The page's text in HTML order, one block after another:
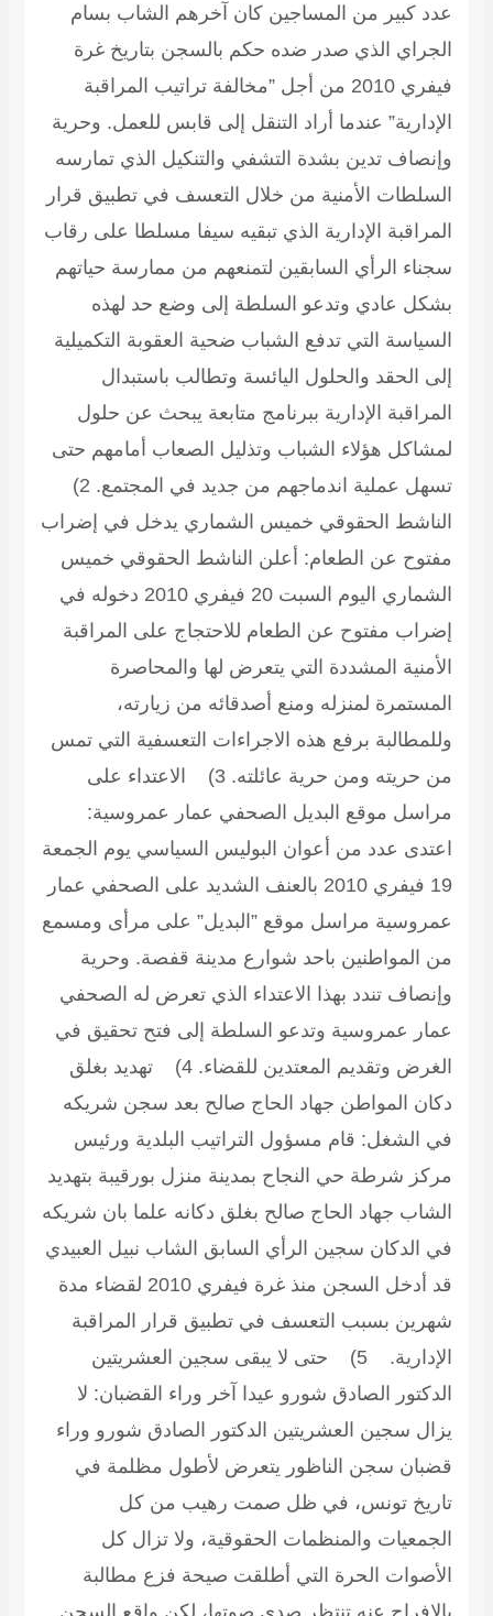
عدد كبير من المساجين كان آخرهم الشاب بسام
الجراي الذي صدر ضده حكم بالسجن بتاريخ غرة
فيفري 2010 من أجل ”مخالفة تراتيب المراقبة
الإدارية” عندما أراد التنقل إلى قابس للعمل. وحرية
وإنصاف تدين بشدة التشفي والتنكيل الذي تمارسه
السلطات الأمنية من خلال التعسف في تطبيق قرار
المراقبة الإدارية الذي تبقيه سيفا مسلطا على رقاب
سجناء الرأي السابقين لتمنعهم من ممارسة حياتهم
بشكل عادي وتدعو السلطة إلى وضع حد لهذه
السياسة التي تدفع الشباب ضحية العقوبة التكميلية
إلى الحقد والحلول اليائسة وتطالب باستبدال
المراقبة الإدارية ببرنامج متابعة يبحث عن حلول
لمشاكل هؤلاء الشباب وتذليل الصعاب أمامهم حتى
تسهل عملية اندماجهم من جديد في المجتمع.
2)
الناشط الحقوقي خميس الشماري يدخل في إضراب
مفتوح عن الطعام: أعلن الناشط الحقوقي خميس
الشماري اليوم السبت 20 فيفري 2010 دخوله في
إضراب مفتوح عن الطعام للاحتجاج على المراقبة
الأمنية المشددة التي يتعرض لها والمحاصرة
المستمرة لمنزله ومنع أصدقائه من زيارته،
وللمطالبة برفع هذه الاجراءات التعسفية التي تمس
من حريته ومن حرية عائلته.
3) الاعتداء على
مراسل موقع البديل الصحفي عمار عمروسية:
اعتدى عدد من أعوان البوليس السياسي يوم الجمعة
19 فيفري 2010 بالعنف الشديد على الصحفي عمار
عمروسية مراسل موقع ”البديل” على مرأى ومسمع
من المواطنين باحد شوارع مدينة قفصة. وحرية
وإنصاف تندد بهذا الاعتداء الذي تعرض له الصحفي
عمار عمروسية وتدعو السلطة إلى فتح تحقيق في
الغرض وتقديم المعتدين للقضاء.
4) تهديد بغلق
دكان المواطن جهاد الحاج صالح بعد سجن شريكه
في الشغل: قام مسؤول التراتيب البلدية ورئيس
مركز شرطة حي النجاح بمدينة منزل بورقيبة بتهديد
الشاب جهاد الحاج صالح بغلق دكانه علما بان شريكه
في الدكان سجين الرأي السابق الشاب نبيل العبيدي
قد أدخل السجن منذ غرة فيفري 2010 لقضاء مدة
شهرين بسبب التعسف في تطبيق قرار المراقبة
الإدارية.
5) حتى لا يبقى سجين العشريتين
الدكتور الصادق شورو عيدا آخر وراء القضبان: لا
يزال سجين العشريتين الدكتور الصادق شورو وراء
قضبان سجن الناظور يتعرض لأطول مظلمة في
تاريخ تونس، في ظل صمت رهيب من كل
الجمعيات والمنظمات الحقوقية، ولا تزال كل
الأصوات الحرة التي أطلقت صيحة فزع مطالبة